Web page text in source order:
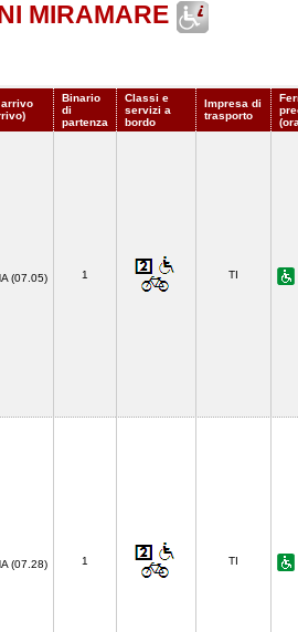
MIRAMARE
arrivo
Binario
di
partenza
Classi e
servizi a
bordo
Impresa di
trasporto
(07.05) 1 TI
(07.28) 1 TI